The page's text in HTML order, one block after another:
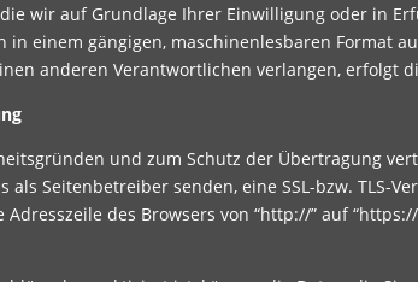
die wir auf Grundlage Ihrer Einwilligung oder in
einem gängigen, maschinenlesbaren Format
anderen Verantwortlichen verlangen, erfolgt
und zum Schutz der Übertragung
als Seitenbetreiber senden, eine SSL-bzw. TLS-
des Browsers von “http://” auf